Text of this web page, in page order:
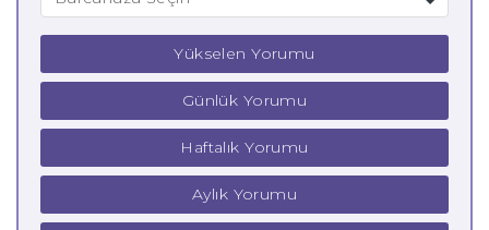
Yükselen Yorumu
Günlük Yorumu
Haftalık Yorumu
Aylık Yorumu